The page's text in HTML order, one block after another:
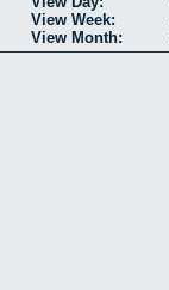
View Week:
View Month: